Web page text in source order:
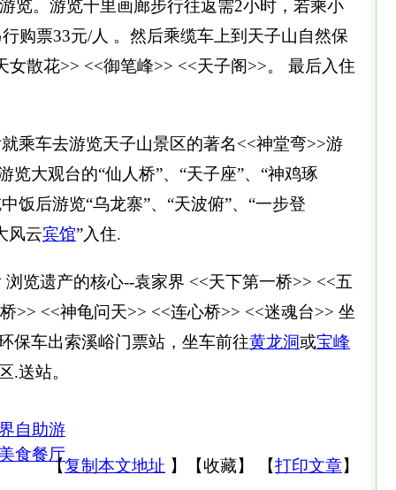
览。游览十里画廊步行往返需2小时，若乘小
购票33元/人 。然后乘缆车上到天子山自然保
女散花>> <<御笔峰>> <<天子阁>>。 最后入住
车去游览天子山景区的著名<<神堂弯>>游
览大观台的“仙人桥”、“天子座”、“神鸡琢
饭后游览“乌龙寨”、“天波俯”、“一步登
风云宾馆”入住.
遗产的核心--袁家界 <<天下第一桥>> <<五
>> <<神龟问天>> <<连心桥>> <<迷魂台>> 坐
保车出索溪峪门票站，坐车前往黄龙洞或宝峰
.送站。
自助游
食餐厅
【复制本文地址 】 【收藏】 【打印文章】